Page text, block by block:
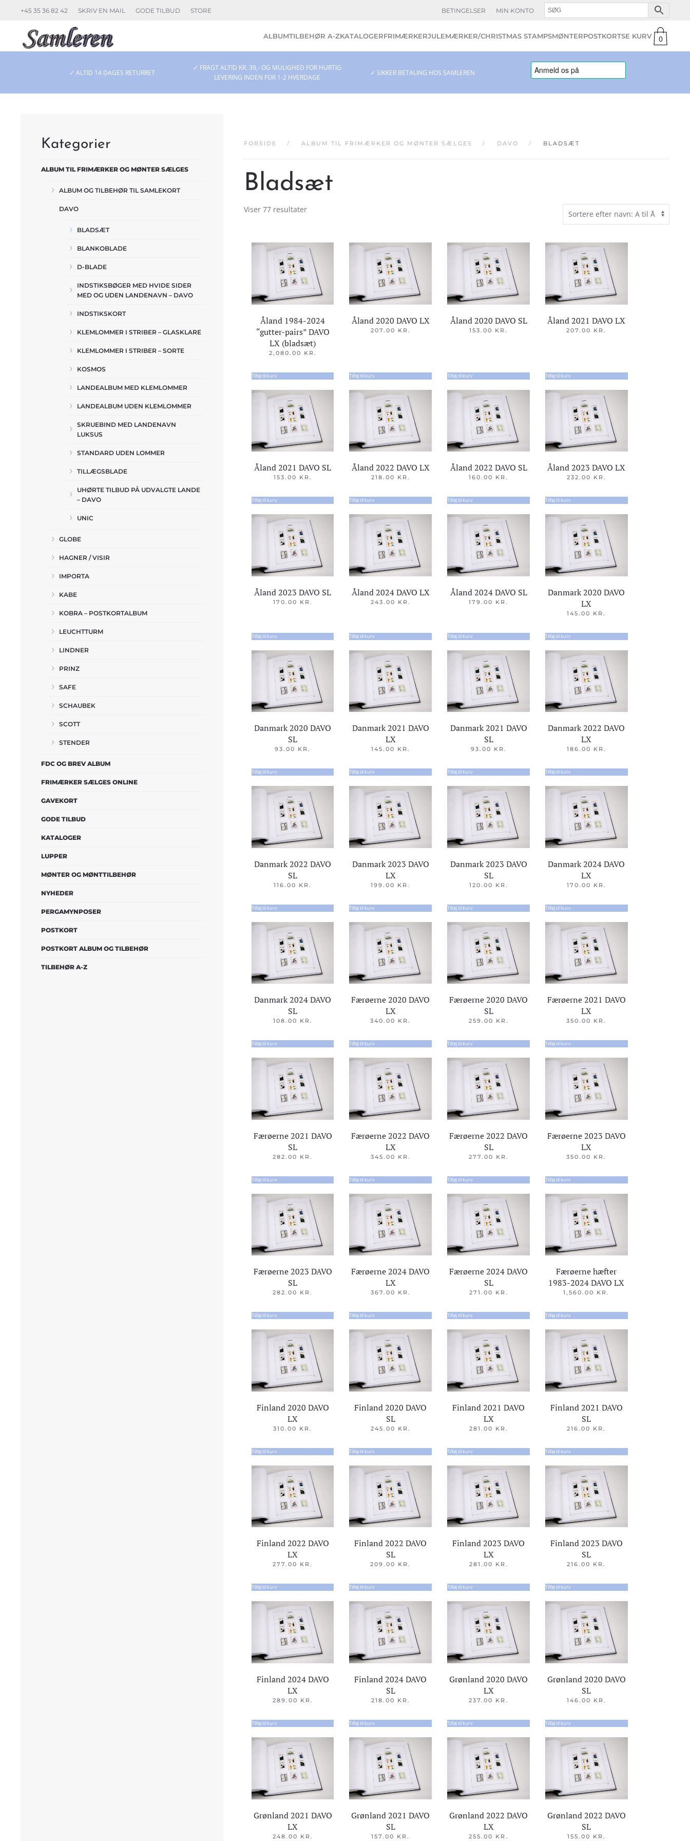
Skip to main content
+45 35 36 82 42 SKRIV EN MAIL GODE TILBUD STORE BETINGELSER MIN KONTO
ALBUMTILBEHØR A-ZKATALOGERFRIMÆRKERJULEMÆRKER/CHRISTMAS STAMPSMØNTERPOSTKORT 0
✓ ALTID 14 DAGES RETURRET
✓ FRAGT ALTID KR. 39,- OG MULIGHED FOR HURTIG
LEVERING INDEN FOR 1-2 HVERDAGE
✓ SIKKER BETALING HOS SAMLEREN
Kategorier
ALBUM TIL FRIMÆRKER OG MØNTER SÆLGES
ALBUM OG TILBEHØR TIL SAMLEKORT
DAVO
BLADSÆT
BLANKOBLADE
D-BLADE
INDSTIKSBØGER MED HVIDE SIDER
MED OG UDEN LANDENAVN – DAVO
INDSTIKSKORT
KLEMLOMMER I STRIBER – GLASKLARE
KLEMLOMMER I STRIBER – SORTE
KOSMOS
LANDEALBUM MED KLEMLOMMER
LANDEALBUM UDEN KLEMLOMMER
SKRUEBIND MED LANDENAVN
LUKSUS
STANDARD UDEN LOMMER
TILLÆGSBLADE
UHØRTE TILBUD PÅ UDVALGTE LANDE
– DAVO
UNIC
GLOBE
HAGNER / VISIR
IMPORTA
KABE
KOBRA – POSTKORTALBUM
LEUCHTTURM
LINDNER
PRINZ
SAFE
SCHAUBEK
SCOTT
STENDER
FDC OG BREV ALBUM
FRIMÆRKER SÆLGES ONLINE
GAVEKORT
GODE TILBUD
KATALOGER
LUPPER
MØNTER OG MØNTTILBEHØR
NYHEDER
PERGAMYNPOSER
POSTKORT
POSTKORT ALBUM OG TILBEHØR
TILBEHØR A-Z
FORSIDE ALBUM TIL FRIMÆRKER OG MØNTER SÆLGES DAVO BLADSÆT
Bladsæt
Viser 77 resultater
Åland 1984-2024
“gutter-pairs” DAVO
LX (bladsæt)
2,080.00 KR.
Tilføj til kurv
Åland 2020 DAVO LX
207.00 KR.
Tilføj til kurv
Åland 2020 DAVO SL
153.00 KR.
Tilføj til kurv
Åland 2021 DAVO LX
207.00 KR.
Tilføj til kurv
Åland 2021 DAVO SL
153.00 KR.
Tilføj til kurv
Åland 2022 DAVO LX
218.00 KR.
Tilføj til kurv
Åland 2022 DAVO SL
160.00 KR.
Tilføj til kurv
Åland 2023 DAVO LX
232.00 KR.
Tilføj til kurv
Åland 2023 DAVO SL
170.00 KR.
Tilføj til kurv
Åland 2024 DAVO LX
243.00 KR.
Tilføj til kurv
Åland 2024 DAVO SL
179.00 KR.
Tilføj til kurv
Danmark 2020 DAVO
LX
145.00 KR.
Tilføj til kurv
Danmark 2020 DAVO
SL
93.00 KR.
Tilføj til kurv
Danmark 2021 DAVO
LX
145.00 KR.
Tilføj til kurv
Danmark 2021 DAVO
SL
93.00 KR.
Tilføj til kurv
Danmark 2022 DAVO
LX
186.00 KR.
Tilføj til kurv
Danmark 2022 DAVO
SL
116.00 KR.
Tilføj til kurv
Danmark 2023 DAVO
LX
199.00 KR.
Tilføj til kurv
Danmark 2023 DAVO
SL
120.00 KR.
Tilføj til kurv
Danmark 2024 DAVO
LX
170.00 KR.
Tilføj til kurv
Danmark 2024 DAVO
SL
108.00 KR.
Tilføj til kurv
Færøerne 2020 DAVO
LX
340.00 KR.
Tilføj til kurv
Færøerne 2020 DAVO
SL
259.00 KR.
Tilføj til kurv
Færøerne 2021 DAVO
LX
350.00 KR.
Tilføj til kurv
Færøerne 2021 DAVO
SL
282.00 KR.
Tilføj til kurv
Færøerne 2022 DAVO
LX
345.00 KR.
Tilføj til kurv
Færøerne 2022 DAVO
SL
277.00 KR.
Tilføj til kurv
Færøerne 2023 DAVO
LX
350.00 KR.
Tilføj til kurv
Færøerne 2023 DAVO
SL
282.00 KR.
Tilføj til kurv
Færøerne 2024 DAVO
LX
367.00 KR.
Tilføj til kurv
Færøerne 2024 DAVO
SL
271.00 KR.
Tilføj til kurv
Færøerne hæfter
1983-2024 DAVO LX
1,560.00 KR.
Tilføj til kurv
Finland 2020 DAVO
LX
310.00 KR.
Tilføj til kurv
Finland 2020 DAVO
SL
245.00 KR.
Tilføj til kurv
Finland 2021 DAVO
LX
281.00 KR.
Tilføj til kurv
Finland 2021 DAVO
SL
216.00 KR.
Tilføj til kurv
Finland 2022 DAVO
LX
277.00 KR.
Tilføj til kurv
Finland 2022 DAVO
SL
209.00 KR.
Tilføj til kurv
Finland 2023 DAVO
LX
281.00 KR.
Tilføj til kurv
Finland 2023 DAVO
SL
216.00 KR.
Tilføj til kurv
Finland 2024 DAVO
LX
289.00 KR.
Tilføj til kurv
Finland 2024 DAVO
SL
218.00 KR.
Tilføj til kurv
Grønland 2020 DAVO
LX
237.00 KR.
Tilføj til kurv
Grønland 2020 DAVO
SL
146.00 KR.
Tilføj til kurv
Grønland 2021 DAVO
LX
248.00 KR.
Grønland 2021 DAVO
SL
157.00 KR.
Grønland 2022 DAVO
LX
255.00 KR.
Grønland 2022 DAVO
SL
155.00 KR.